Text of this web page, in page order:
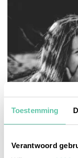
Toestemming
Verantwoord